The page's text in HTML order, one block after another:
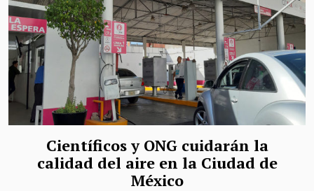
Científicos y ONG cuidarán la
calidad del aire en la Ciudad de
México